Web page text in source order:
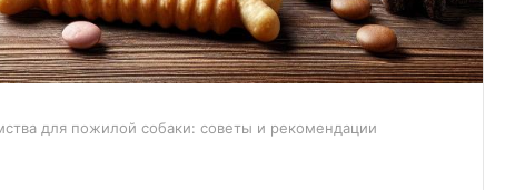
для пожилой собаки: советы и рекомендации